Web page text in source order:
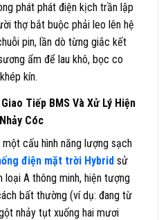
phát phát điện kịch trần lập
thợ bắt buộc phải leo lên hệ
pin, lần dò từng giắc kết
ẩm để lau khô, bọc co
kín.
Tiếp BMS Và Xử Lý Hiện
Cóc
một cấu hình năng lượng sạch
điện mặt trời Hybrid sử
A thông minh, hiện tượng
bất thường (ví dụ: đang từ
nhảy tụt xuống hai mươi